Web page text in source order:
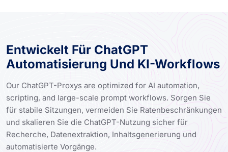
Entwickelt Für ChatGPT
Automatisierung Und KI-Workflows
Our ChatGPT-Proxys are optimized for AI automation,
scripting, and large-scale prompt workflows. Sorgen Sie
für stabile Sitzungen, vermeiden Sie Ratenbeschränkungen
und skalieren Sie die ChatGPT-Nutzung sicher für
Recherche, Datenextraktion, Inhaltsgenerierung und
automatisierte Vorgänge.